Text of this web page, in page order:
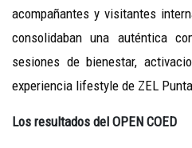
acompañantes y visitantes
consolidaban una auténtica
sesiones de bienestar,
experiencia lifestyle de ZEL
Los resultados del OPEN COED